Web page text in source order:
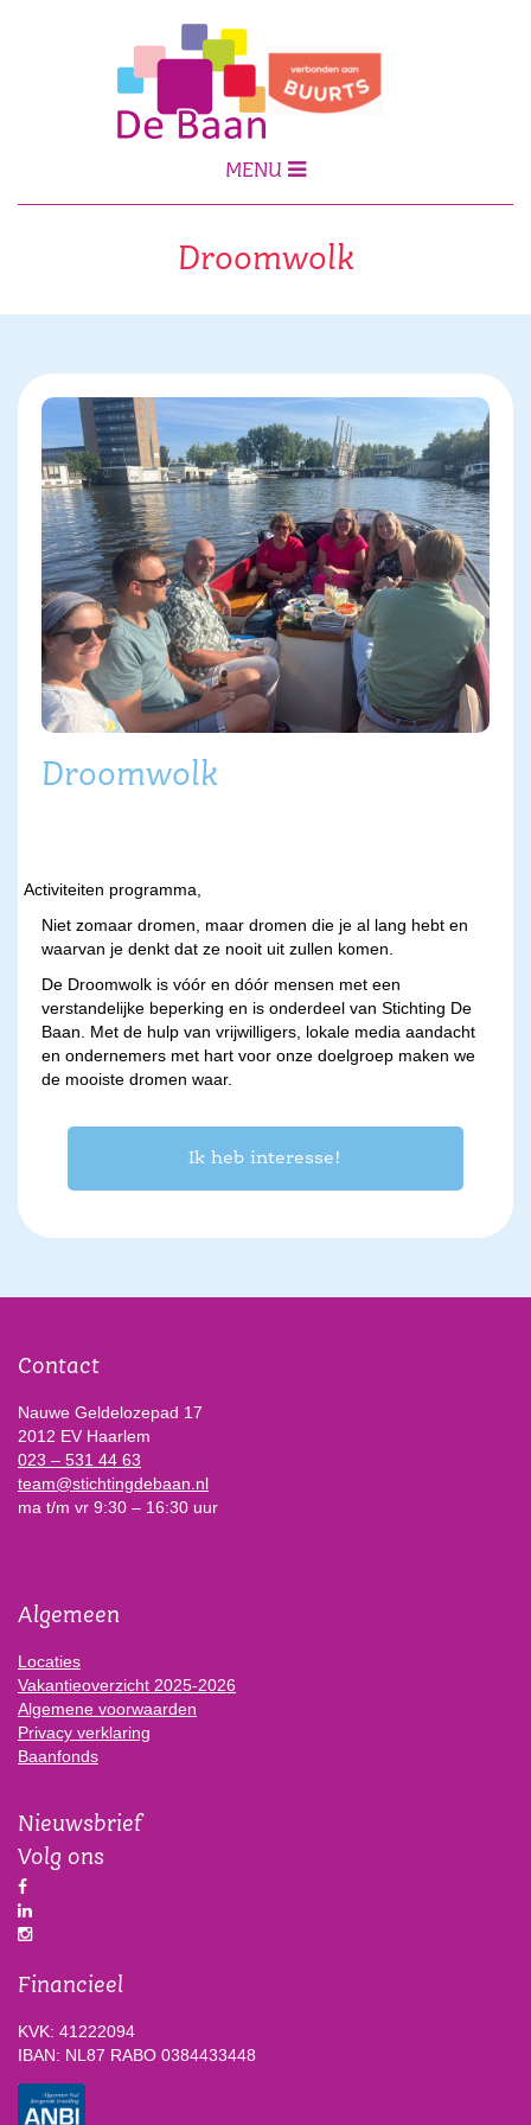
MENU
Droomwolk
Droomwolk
Activiteiten programma,
Niet zomaar dromen, maar dromen die je al lang hebt en
waarvan je denkt dat ze nooit uit zullen komen.
De Droomwolk is vóór en dóór mensen met een
verstandelijke beperking en is onderdeel van Stichting De
Baan. Met de hulp van vrijwilligers, lokale media aandacht
en ondernemers met hart voor onze doelgroep maken we
de mooiste dromen waar.
Ik heb interesse!
Contact
Nauwe Geldelozepad 17
2012 EV Haarlem
023 – 531 44 63
team@stichtingdebaan.nl
ma t/m vr 9:30 – 16:30 uur
Algemeen
Locaties
Vakantieoverzicht 2025-2026
Algemene voorwaarden
Privacy verklaring
Baanfonds
Nieuwsbrief
Volg ons
Financieel
KVK: 41222094
IBAN: NL87 RABO 0384433448